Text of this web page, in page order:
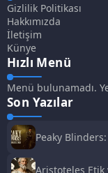
Gizlilik Politikası
Hakkımızda
İletişim
Künye
Hızlı Menü
Menü bulunamadı.
Son Yazılar
Peaky
Aristoteles Etik